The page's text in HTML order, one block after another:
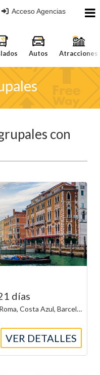
Acceso Agencias
Autos Atracciones
con
días
Londres, París, Venecia, Florencia, Roma, Costa Azul, Barcelona y Madrid
VER DETALLES